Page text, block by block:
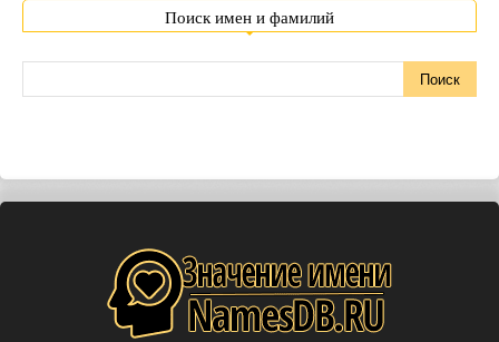
Поиск имен и фамилий